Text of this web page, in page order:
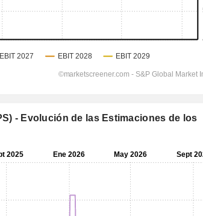
- Evolución de las Estimaciones de los